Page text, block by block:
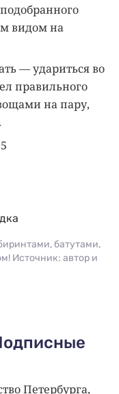
видом на
— удариться во
правильного
на пару,
батутами,
Источник: автор и
Петербурга,